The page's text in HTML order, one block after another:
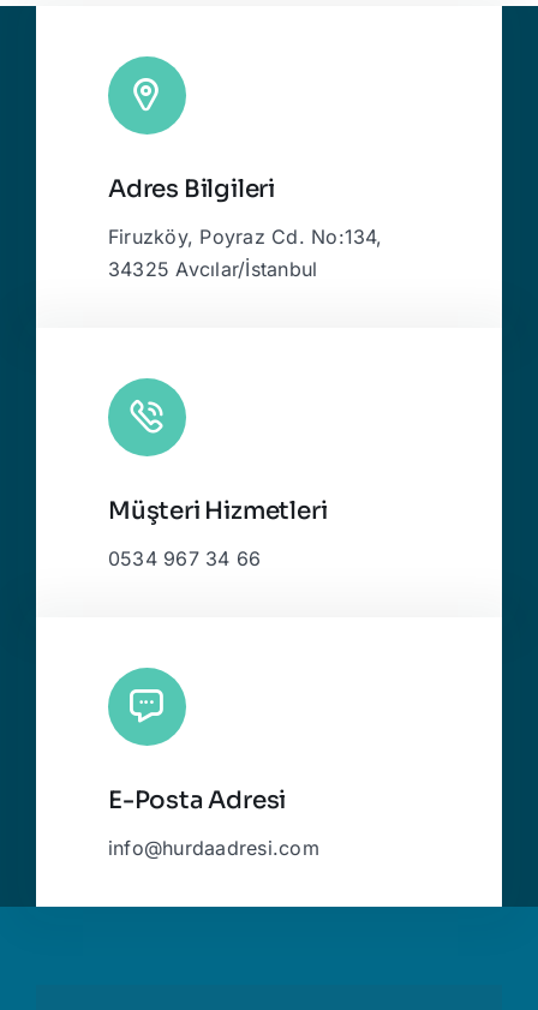
Adres Bilgileri
Firuzköy, Poyraz Cd. No:134,
34325 Avcılar/İstanbul
Müşteri Hizmetleri
0534 967 34 66
E-Posta Adresi
info@hurdaadresi.com